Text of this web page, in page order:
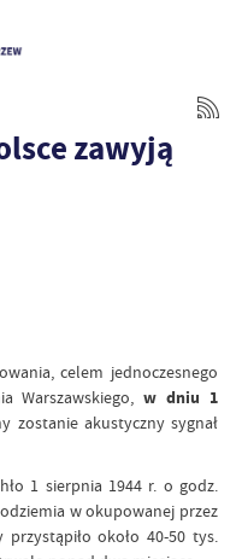
zawyją
celem jednoczesnego
Warszawskiego,w dniu 1
zostanie akustyczny sygnał
1 sierpnia 1944 r. o godz.
w okupowanej przez
około 40-50 tys.